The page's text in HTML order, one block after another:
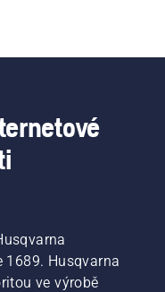
1689. Husqvarna
ve výrobě